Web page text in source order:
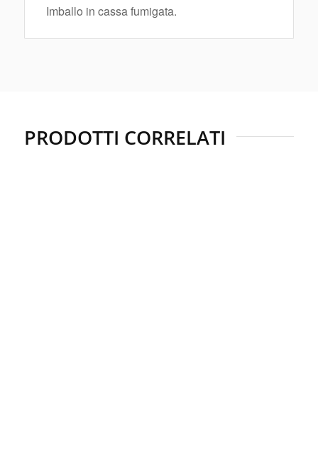
Imballo in cassa fumigata.
PRODOTTI CORRELATI